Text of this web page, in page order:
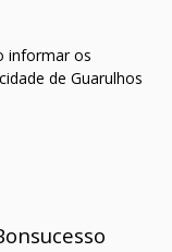
informar os
de Guarulhos